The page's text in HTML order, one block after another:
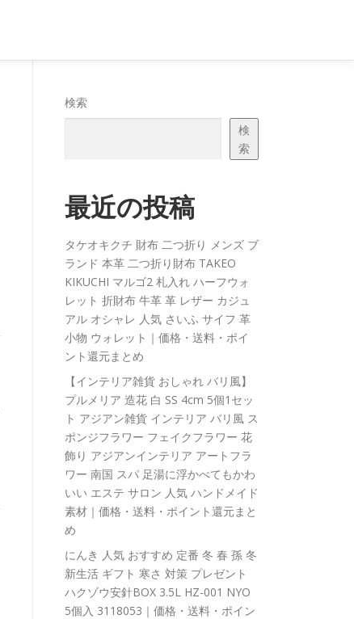
検索
検
索
最近の投稿
タケオキクチ 財布 二つ折り メンズ ブ
ランド 本革 二つ折り財布 TAKEO
KIKUCHI マルゴ2 札入れ ハーフウォ
レット 折財布 牛革 革 レザー カジュ
アル オシャレ 人気 さいふ サイフ 革
小物 ウォレット｜価格・送料・ポイ
ント還元まとめ
【インテリア雑貨 おしゃれ バリ風】
プルメリア 造花 白 SS 4cm 5個1セッ
ト アジアン雑貨 インテリア バリ風 ス
ポンジフラワー フェイクフラワー 花
飾り アジアンインテリア アートフラ
ワー 南国 スパ 足湯に浮かべてもかわ
いい エステ サロン 人気 ハンドメイド
素材｜価格・送料・ポイント還元まと
め
にんき 人気 おすすめ 定番 冬 春 孫 冬
新生活 ギフト 寒さ 対策 プレゼント
ハクゾウ安針BOX 3.5L HZ-001 NYO
5個入 3118053｜価格・送料・ポイン